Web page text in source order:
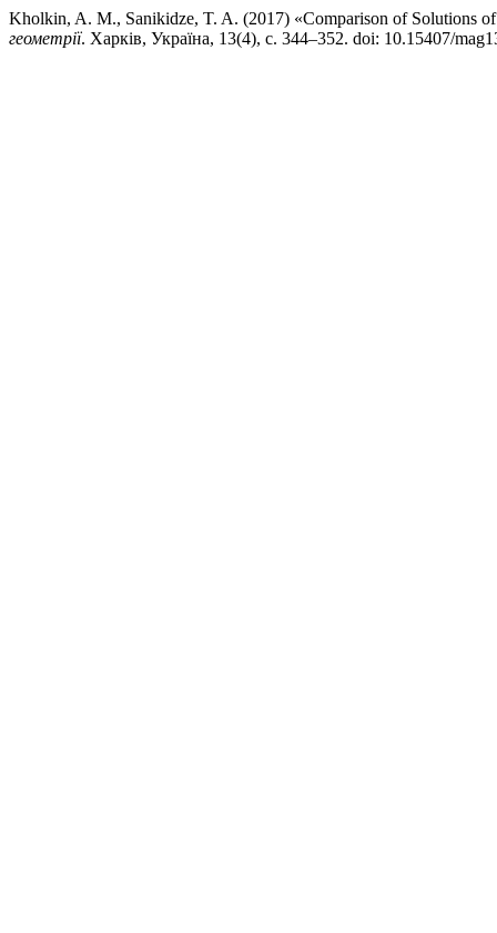
Kholkin, A. M., Sanikidze, T. A. (2017) «Comparison of Solutions
геометрії. Харків, Україна, 13(4), с. 344–352. doi: 10.15407/